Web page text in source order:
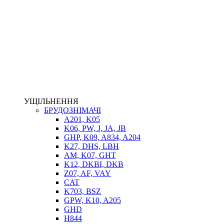
ВТУЛКИ
УЩІЛЬНЕННЯ
БРУДОЗНІМАЧІ
A201, K05
K06, PW, J, JA, JB
GHP, K09, A834, A204
K27, DHS, LBH
AM, K07, GHT
K12, DKBI, DKB
Z07, AF, VAY
CAT
K703, BSZ
GPW, K10, A205
GHD
H844